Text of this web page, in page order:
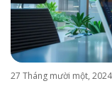
27 Tháng mười một, 2024